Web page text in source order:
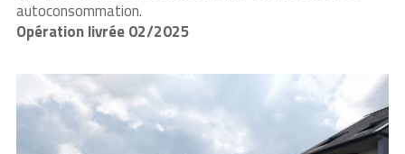
autoconsommation.
Opération livrée 02/2025